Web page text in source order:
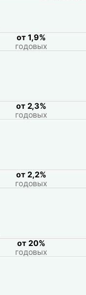
от 1,9%
годовых
от 2,3%
годовых
от 2,2%
годовых
от 20%
годовых